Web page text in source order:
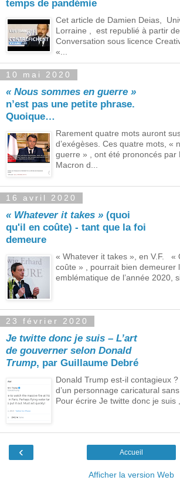
temps de pandémie
Cet article de Damien Deias,
Lorraine , est republié à partir
Conversation sous licence
«...
10 mai 2020
« Nous sommes en guerre »
n’est pas une petite phrase.
Quoique…
Rarement quatre mots auront
d’exégèses. Ces quatre mots, «
guerre » , ont été prononcés par
Macron d...
16 avril 2020
« Whatever it takes » (quoi
qu'il en coûte) ‑ tant que la foi
demeure
« Whatever it takes », en V.F. «
coûte » , pourrait bien demeurer
emblématique de l’année 2020, si
23 février 2020
Je twitte donc je suis – L’art
de gouverner selon Donald
Trump, par Guillaume Debré
Donald Trump est-il contagieux
d’un personnage caricatural
Pour écrire Je twitte donc je suis ,
‹ Accueil
Afficher la version Web